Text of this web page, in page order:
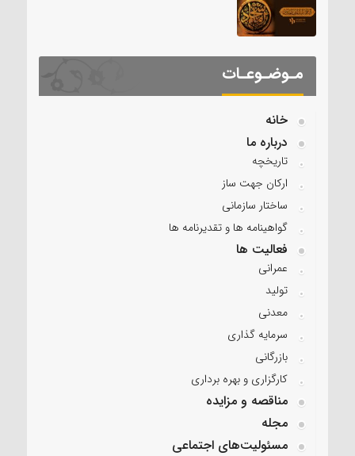
مـوضـوعـات
خانه
درباره ما
تاریخچه
ارکان جهت ساز
ساختار سازمانی
گواهینامه ها و تقدیرنامه ها
فعالیت ها
عمرانی
تولید
معدنی
سرمایه گذاری
بازرگانی
کارگزاری و بهره برداری
مناقصه و مزایده
مجله
مسئولیت‌های اجتماعی